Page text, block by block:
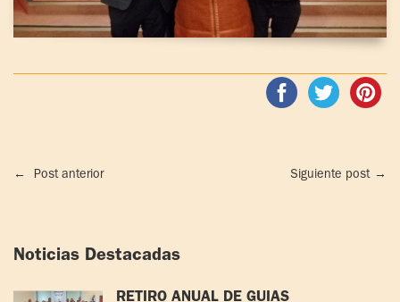
← Post anterior Siguiente post →
Noticias Destacadas
RETIRO ANUAL DE GUÍAS